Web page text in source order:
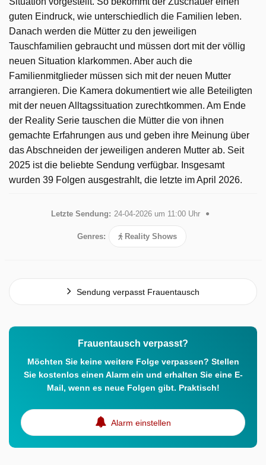
guten Eindruck, wie unterschiedlich die Familien leben.
Danach werden die Mütter zu den jeweiligen
Tauschfamilien gebraucht und müssen dort mit der völlig
neuen Situation klarkommen. Aber auch die
Familienmitglieder müssen sich mit der neuen Mutter
arrangieren. Die Kamera dokumentiert wie alle Beteiligten
mit der neuen Alltagssituation zurechtkommen. Am Ende
der Reality Serie tauschen die Mütter die von ihnen
gemachte Erfahrungen aus und geben ihre Meinung über
das Abschneiden der jeweiligen anderen Mutter ab. Seit
2025 ist die beliebte Sendung verfügbar. Insgesamt
wurden 39 Folgen ausgestrahlt, die letzte im April 2026.
Letzte Sendung: 24-04-2026 um 11:00 Uhr
Genres: Reality Shows
Sendung verpasst Frauentausch
Frauentausch verpasst?
Möchten Sie keine weitere Folge verpassen? Stellen
Sie kostenlos einen Alarm ein und erhalten Sie eine E-
Mail, wenn es neue Folgen gibt. Praktisch!
Alarm einstellen